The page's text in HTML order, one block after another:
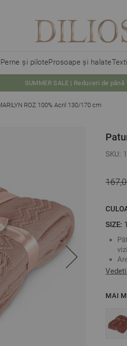
Perne și piloteProsoape și halate
SUMMER SALE | Reduceri de până
ROZ 100% Acril 130/170 cm
SKU:
SIZE:
**
MAI